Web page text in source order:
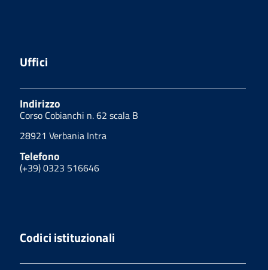
Uffici
Indirizzo
Corso Cobianchi n. 62 scala B
28921 Verbania Intra
Telefono
(+39) 0323 516646
Codici istituzionali